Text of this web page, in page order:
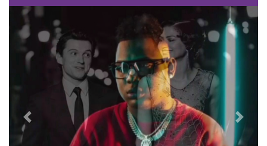
Previous Next